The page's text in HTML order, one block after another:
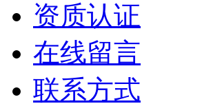
资质认证
在线留言
联系方式